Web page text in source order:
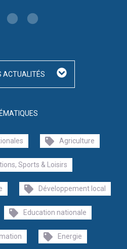
Agriculture
Sports & Loisirs
Développement local
Education nationale
Energie
ACTUALITÉS